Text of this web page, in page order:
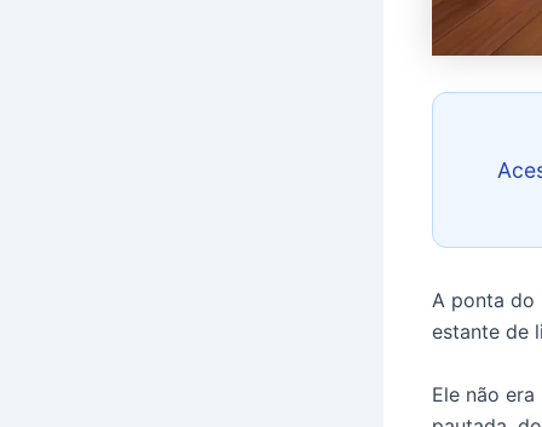
A ponta do
estante de
Ele não